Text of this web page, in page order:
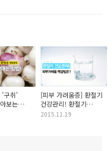
'구취'
보는
새 없애는
[피부 가려움증] 환절기
건강관리! 환절기
피부가려움 해결방법은?
2015.11.19